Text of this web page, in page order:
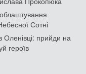
Сотні
Оленівці: прийди на
героїв